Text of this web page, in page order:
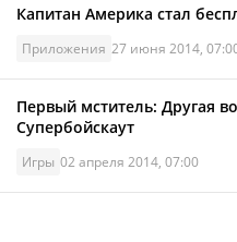
Капитан Америка стал
Приложения 27 июня 2014,
Первый мститель: Другая
Супербойскаут
Игры 02 апреля 2014, 07:00